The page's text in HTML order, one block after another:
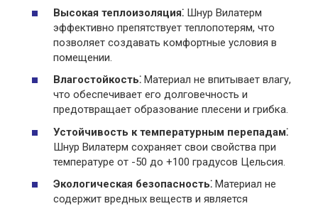
Высокая теплоизоляция⁚ Шнур Вилатерм
эффективно препятствует теплопотерям, что
позволяет создавать комфортные условия в
помещении.
Влагостойкость⁚ Материал не впитывает влагу,
что обеспечивает его долговечность и
предотвращает образование плесени и грибка.
Устойчивость к температурным перепадам⁚
Шнур Вилатерм сохраняет свои свойства при
температуре от -50 до +100 градусов Цельсия.
Экологическая безопасность⁚ Материал не
содержит вредных веществ и является